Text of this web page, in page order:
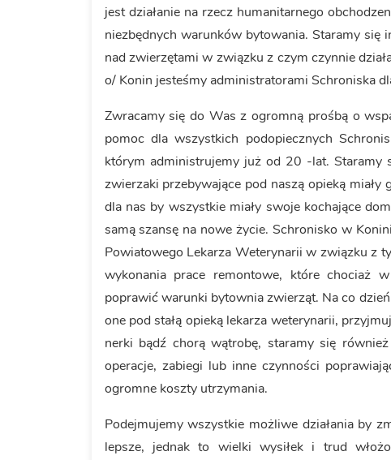
jest działanie na rzecz humanitarnego
niezbędnych warunków bytowania. Staramy się
nad zwierzętami w związku z czym czynnie
o/ Konin jesteśmy administratorami Schroniska
Zwracamy się do Was z ogromną prośbą o
pomoc dla wszystkich podopiecznych
którym administrujemy już od 20 -lat. Staramy
zwierzaki przebywające pod naszą opieką
dla nas by wszystkie miały swoje kochające
samą szansę na nowe życie. Schronisko w
Powiatowego Lekarza Weterynarii w związku z
wykonania prace remontowe, które chociaż
poprawić warunki bytownia zwierząt. Na co
one pod stałą opieką lekarza weterynarii,
nerki bądź chorą wątrobę, staramy się
operacje, zabiegi lub inne czynności
ogromne koszty utrzymania.
Podejmujemy wszystkie możliwe działania by
lepsze, jednak to wielki wysiłek i trud